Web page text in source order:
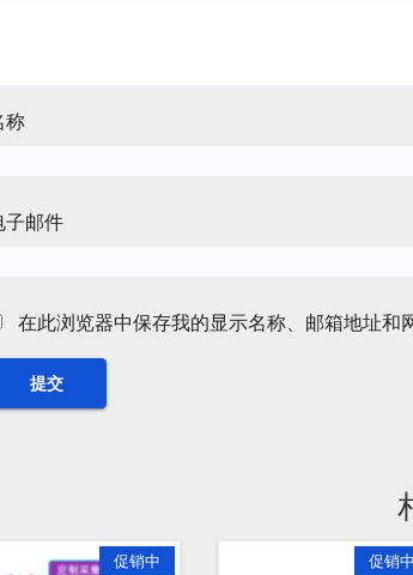
称
子邮件
在此浏览器中保存我的显示名称、邮箱地址和
促销中 促销中